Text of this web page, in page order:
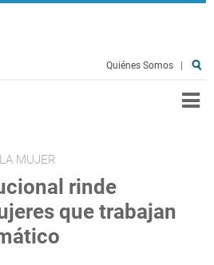
Quiénes Somos
MUJER
rinde
que trabajan